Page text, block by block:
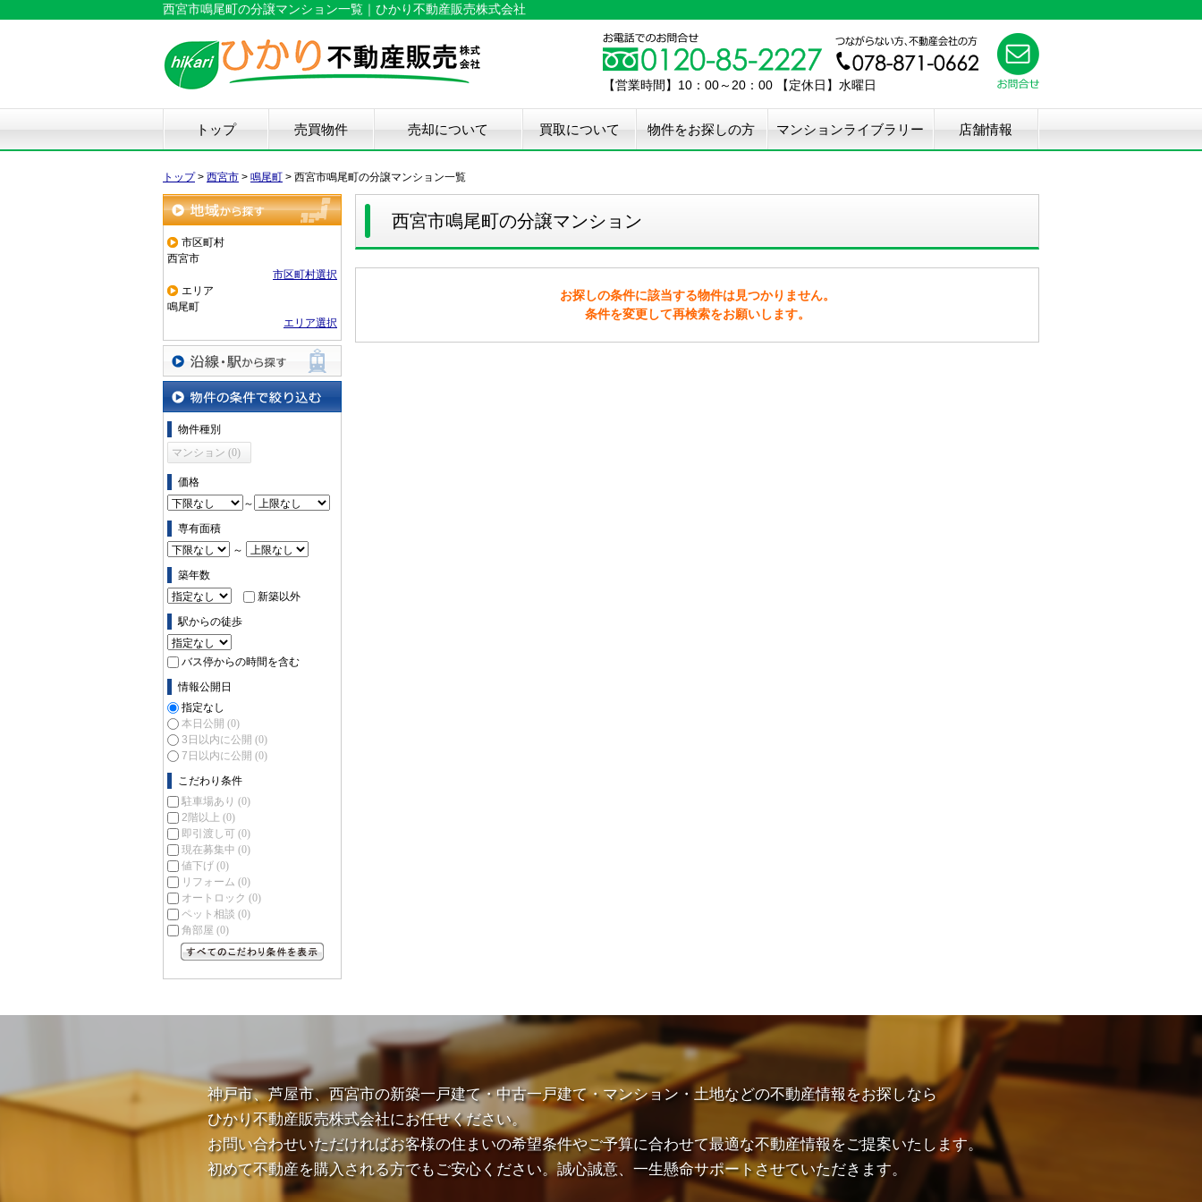
西宮市鳴尾町の分譲マンション一覧｜ひかり不動産販売株式会社
【営業時間】10：00～20：00 【定休日】水曜日
トップ 売買物件
新築戸建て
中古戸建て
マンション
土地
売却について
仲介手数料50%OFF
物件無料査定
中古住宅瑕疵保証
住宅設備検査保証
リペア・メンテナンス
ハウスクリーニング
不用品撤去サービス
買取について 物件をお探しの方 マンションライブラリー 店舗情報
トップ> 西宮市 > 鳴尾町 > 西宮市鳴尾町の分譲マンション一覧
地域から探す
市区町村
西宮市
市区町村選択
エリア
鳴尾町
エリア選択
沿線・駅から探す
物件の条件で絞り込む
物件種別
マンション (0)
価格
～
専有面積
～
築年数
新築以外
駅からの徒歩
バス停からの時間を含む
情報公開日
指定なし
本日公開 (0)
3日以内に公開 (0)
7日以内に公開 (0)
こだわり条件
駐車場あり (0)
2階以上 (0)
即引渡し可 (0)
現在募集中 (0)
値下げ (0)
リフォーム (0)
オートロック (0)
ペット相談 (0)
角部屋 (0)
西宮市鳴尾町の分譲マンション
お探しの条件に該当する物件は見つかりません。
条件を変更して再検索をお願いします。
神戸市、芦屋市、西宮市の新築一戸建て・中古一戸建て・マンション・土地などの不動産情報をお探しなら
ひかり不動産販売株式会社にお任せください。
お問い合わせいただければお客様の住まいの希望条件やご予算に合わせて最適な不動産情報をご提案いたします。
初めて不動産を購入される方でもご安心ください。誠心誠意、一生懸命サポートさせていただきます。